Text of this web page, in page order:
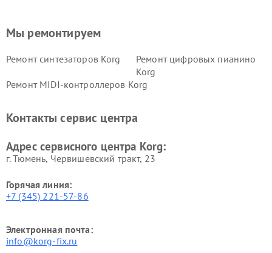
Мы ремонтируем
Ремонт синтезаторов Korg
Ремонт цифровых пианино
Korg
Ремонт MIDI-контроллеров Korg
Контакты сервис центра
Адрес сервисного центра Korg:
г. Тюмень, ​Червишевский тракт, 23
Горячая линия:
+7 (345) 221-57-86
Электронная почта:
info@korg-fix.ru